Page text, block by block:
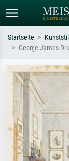
Suchen Sie nach
oder Stilen – z.B.
Sternennacht,
Hokusai,
Startseite
George James